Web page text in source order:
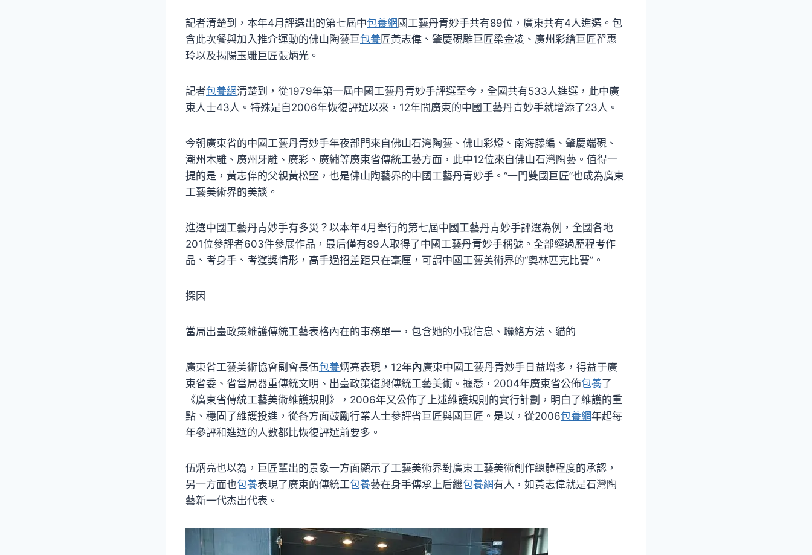
記者清楚到，本年4月評選出的第七屆中包養網 國工藝丹青妙手共有89位，廣東共有4人進選。包
含此次餐與加入推介運動的佛山陶藝巨包養匠黃志偉、肇慶硯雕巨匠梁金凌、廣州彩繪巨匠翟惠
玲以及揭陽玉雕巨匠張炳光。
記者包養網清楚到，從1979年第一屆中國工藝丹青妙手評選至今，全國共有533人進選，此中廣
東人士43人。特殊是自2006年恢復評選以來，12年間廣東的中國工藝丹青妙手就增添了23人。
今朝廣東省的中國工藝丹青妙手年夜部門來自佛山石灣陶藝、佛山彩燈、南海藤編、肇慶端硯、
潮州木雕、廣州牙雕、廣彩、廣繡等廣東省傳統工藝方面，此中12位來自佛山石灣陶藝。值得一
提的是，黃志偉的父親黃松堅，也是佛山陶藝界的中國工藝丹青妙手。“一門雙國巨匠”也成為廣東
工藝美術界的美談。
進選中國工藝丹青妙手有多災？以本年4月舉行的第七屆中國工藝丹青妙手評選為例，全國各地
201位參評者603件參展作品，最后僅有89人取得了中國工藝丹青妙手稱號。全部經過歷程考作
品、考身手、考獲獎情形，高手過招差距只在毫厘，可謂中國工藝美術界的“奧林匹克比賽”。
探因
當局出臺政策維護傳統工藝表格內在的事務單一，包含她的小我信息、聯絡方法、貓的
廣東省工藝美術協會副會長伍包養炳亮表現，12年內廣東中國工藝丹青妙手日益增多，得益于廣
東省委、省當局器重傳統文明、出臺政策復興傳統工藝美術。據悉，2004年廣東省公佈包養了
《廣東省傳統工藝美術維護規則》，2006年又公佈了上述維護規則的實行計劃，明白了維護的重
點、穩固了維護投進，從各方面鼓勵行業人士參評省巨匠與國巨匠。是以，從2006包養網年起每
年參評和進選的人數都比恢復評選前要多。
伍炳亮也以為，巨匠輩出的景象一方面顯示了工藝美術界對廣東工藝美術創作總體程度的承認，
另一方面也包養表現了廣東的傳統工包養藝在身手傳承上后繼包養網有人，如黃志偉就是石灣陶
藝新一代杰出代表。